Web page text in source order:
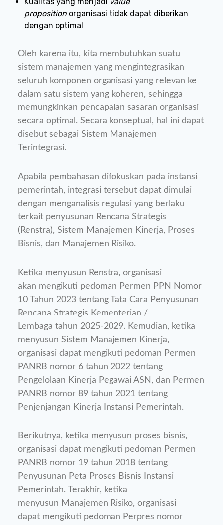
proposition organisasi tidak dapat diberikan
dengan optimal
Oleh karena itu, kita membutuhkan suatu
sistem manajemen yang mengintegrasikan
seluruh komponen organisasi yang relevan ke
dalam satu sistem yang koheren, sehingga
memungkinkan pencapaian sasaran organisasi
secara optimal. Secara konseptual, hal ini dapat
disebut sebagai Sistem Manajemen
Terintegrasi.
Apabila pembahasan difokuskan pada instansi
pemerintah, integrasi tersebut dapat dimulai
dengan menganalisis regulasi yang berlaku
terkait penyusunan Rencana Strategis
(Renstra), Sistem Manajemen Kinerja, Proses
Bisnis, dan Manajemen Risiko.
Ketika menyusun Renstra, organisasi
akan mengikuti pedoman Permen PPN Nomor
10 Tahun 2023 tentang Tata Cara Penyusunan
Rencana Strategis Kementerian /
Lembaga tahun 2025-2029. Kemudian, ketika
menyusun Sistem Manajemen Kinerja,
organisasi dapat mengikuti pedoman Permen
PANRB nomor 6 tahun 2022 tentang
Pengelolaan Kinerja Pegawai ASN, dan Permen
PANRB nomor 89 tahun 2021 tentang
Penjenjangan Kinerja Instansi Pemerintah.
Berikutnya, ketika menyusun proses bisnis,
organisasi dapat mengikuti pedoman Permen
PANRB nomor 19 tahun 2018 tentang
Penyusunan Peta Proses Bisnis Instansi
Pemerintah. Terakhir, ketika
menyusun Manajemen Risiko, organisasi
dapat mengikuti pedoman Perpres nomor